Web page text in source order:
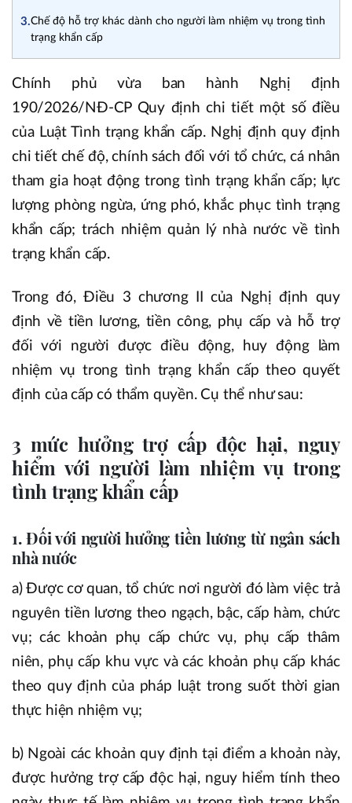
3.Chế độ hỗ trợ khác dành cho người làm nhiệm vụ trong tình
trạng khẩn cấp
Chính phủ vừa ban hành Nghị định
190/2026/NĐ-CP Quy định chi tiết một số điều
của Luật Tình trạng khẩn cấp. Nghị định quy định
chi tiết chế độ, chính sách đối với tổ chức, cá nhân
tham gia hoạt động trong tình trạng khẩn cấp; lực
lượng phòng ngừa, ứng phó, khắc phục tình trạng
khẩn cấp; trách nhiệm quản lý nhà nước về tình
trạng khẩn cấp.
Trong đó, Điều 3 chương II của Nghị định quy
định về tiền lương, tiền công, phụ cấp và hỗ trợ
đối với người được điều động, huy động làm
nhiệm vụ trong tình trạng khẩn cấp theo quyết
định của cấp có thẩm quyền. Cụ thể như sau:
3 mức hưởng trợ cấp độc hại, nguy
hiểm với người làm nhiệm vụ trong
tình trạng khẩn cấp
1. Đối với người hưởng tiền lương từ ngân sách
nhà nước
a) Được cơ quan, tổ chức nơi người đó làm việc trả
nguyên tiền lương theo ngạch, bậc, cấp hàm, chức
vụ; các khoản phụ cấp chức vụ, phụ cấp thâm
niên, phụ cấp khu vực và các khoản phụ cấp khác
theo quy định của pháp luật trong suốt thời gian
thực hiện nhiệm vụ;
b) Ngoài các khoản quy định tại điểm a khoản này,
được hưởng trợ cấp độc hại, nguy hiểm tính theo